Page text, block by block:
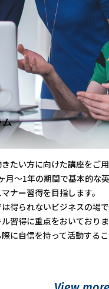
ム
たい方に向けた講座をご
月〜1年の期間で基本的な英
ナー習得を目指します。
得られないビジネスの場
習得に重点をおいており
に自信を持って活動する